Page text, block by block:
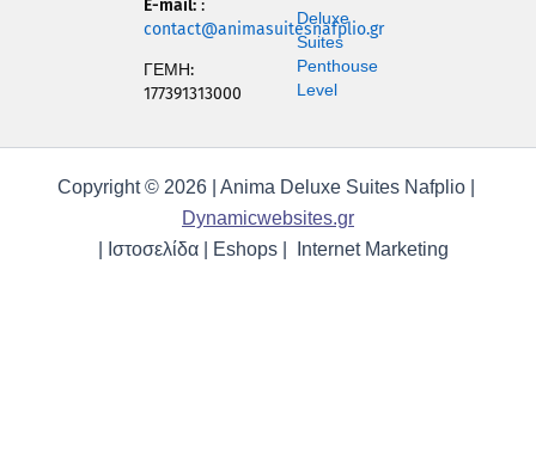
E-mail: :
contact@animasuitesnafplio.gr
ΓΕΜΗ:
177391313000
Deluxe
Suites
Penthouse
Level
Copyright © 2026 | Anima Deluxe Suites Nafplio |
Dynamicwebsites.gr
| Ιστοσελίδα | Eshops | Internet Marketing